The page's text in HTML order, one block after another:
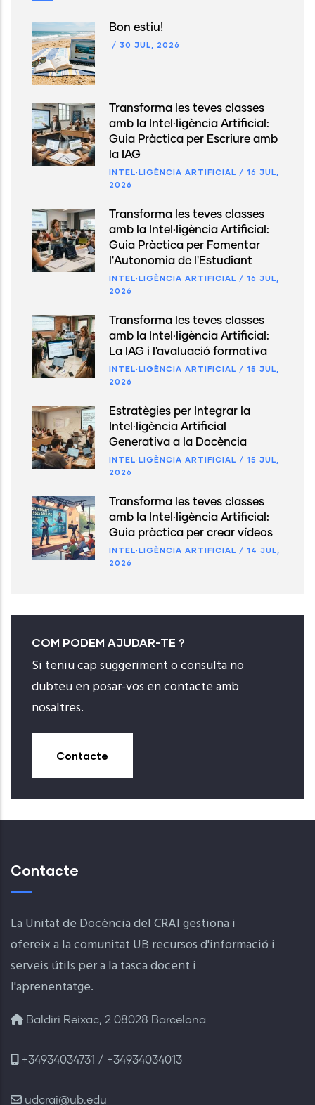
Bon estiu!
/ 30 JUL, 2026
Transforma les teves classes
amb la Intel·ligència Artificial:
Guia Pràctica per Escriure amb
la IAG
INTEL·LIGÈNCIA ARTIFICIAL / 16 JUL,
2026
Transforma les teves classes
amb la Intel·ligència Artificial:
Guia Pràctica per Fomentar
l'Autonomia de l'Estudiant
INTEL·LIGÈNCIA ARTIFICIAL / 16 JUL,
2026
Transforma les teves classes
amb la Intel·ligència Artificial:
La IAG i l'avaluació formativa
INTEL·LIGÈNCIA ARTIFICIAL / 15 JUL,
2026
Estratègies per Integrar la
Intel·ligència Artificial
Generativa a la Docència
INTEL·LIGÈNCIA ARTIFICIAL / 15 JUL,
2026
Transforma les teves classes
amb la Intel·ligència Artificial:
Guia pràctica per crear vídeos
INTEL·LIGÈNCIA ARTIFICIAL / 14 JUL,
2026
COM PODEM AJUDAR-TE ?
Si teniu cap suggeriment o consulta no
dubteu en posar-vos en contacte amb
nosaltres.
Contacte
Contacte
La Unitat de Docència del CRAI gestiona i
ofereix a la comunitat UB recursos d'informació i
serveis útils per a la tasca docent i
l'aprenentatge.
Baldiri Reixac, 2 08028 Barcelona
+34934034731 / +34934034013
udcrai@ub.edu